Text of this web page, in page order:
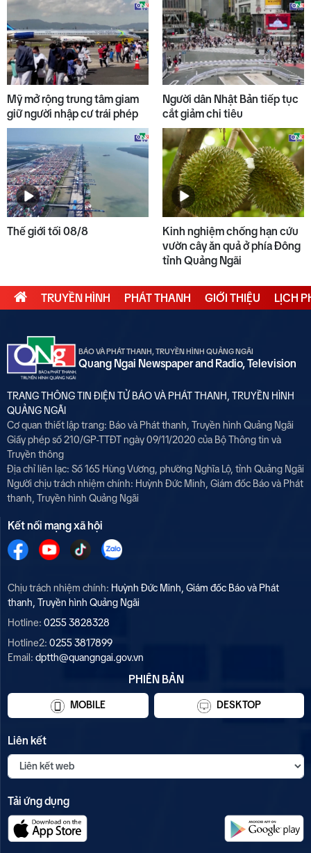
10
Thời tiết Quảng Ngãi: Nhiều
mây, có mưa rào, đề phòng dông
lốc
Mỹ mở rộng trung tâm giam
giữ người nhập cư trái phép
Người dân Nhật Bản tiếp tục
cắt giảm chi tiêu
Thế giới tối 08/8
Kinh nghiệm chống hạn cứu
vườn cây ăn quả ở phía Đông
tỉnh Quảng Ngãi
TRUYỀN HÌNH PHÁT THANH GIỚI THIỆU LỊCH
BÁO VÀ PHÁT THANH, TRUYỀN HÌNH QUẢNG NGÃI
Quang Ngai Newspaper and Radio, Television
TRANG THÔNG TIN ĐIỆN TỬ BÁO VÀ PHÁT THANH, TRUYỀN HÌNH
QUẢNG NGÃI
Cơ quan thiết lập trang: Báo và Phát thanh, Truyền hình Quảng Ngãi
Giấy phép số 210/GP-TTĐT ngày 09/11/2020 của Bộ Thông tin và
Truyền thông
Địa chỉ liên lạc: Số 165 Hùng Vương, phường Nghĩa Lộ, tỉnh Quảng Ngãi
Người chịu trách nhiệm chính: Huỳnh Đức Minh, Giám đốc Báo và Phát
thanh, Truyền hình Quảng Ngãi
Kết nối mạng xã hội
Chịu trách nhiệm chính: Huỳnh Đức Minh, Giám đốc Báo và Phát
thanh, Truyền hình Quảng Ngãi
Hotline: 0255 3828328
Hotline2: 0255 3817899
Email: dptth@quangngai.gov.vn
PHIÊN BẢN
MOBILE DESKTOP
Liên kết
Tải ứng dụng